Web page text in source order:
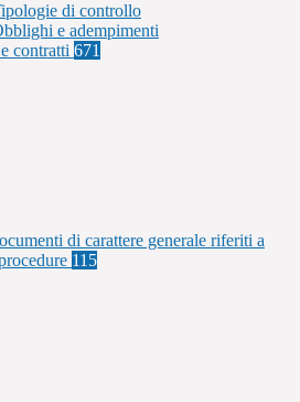
di controllo
e adempimenti
contratti 671
di carattere generale riferiti a
115